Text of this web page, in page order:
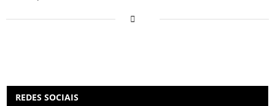
REDES SOCIAIS